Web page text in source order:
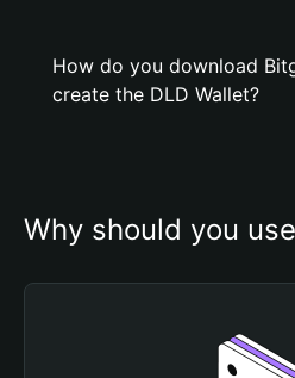
How do you download
create the DLD Wallet?
Why should you